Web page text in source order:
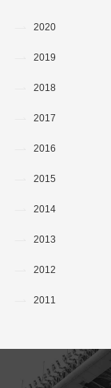
2020
2019
2018
2017
2016
2015
2014
2013
2012
2011